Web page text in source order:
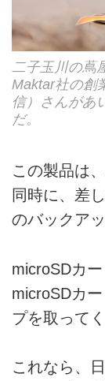
二子玉川の蔦
Maktar社の創
信）さんがあ
だ。
この製品は
同時に、差
のバックア
microSDカ
microSDカ
プを取って
これなら、